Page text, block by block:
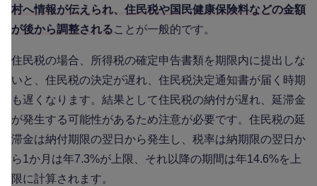
村へ情報が伝えられ、住民税や国民健康保険料などの金額
が後から調整されることが一般的です。
住民税の場合、所得税の確定申告書類を期限内に提出しな
いと、住民税の決定が遅れ、住民税決定通知書が届く時期
も遅くなります。結果として住民税の納付が遅れ、延滞金
が発生する可能性があるため注意が必要です。住民税の延
滞金は納付期限の翌日から発生し、税率は納期限の翌日か
ら1か月は年7.3%が上限、それ以降の期間は年14.6%を上
限に計算されます。